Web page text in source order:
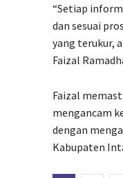
“Setiap
dan sesuai
yang terukur,
Faizal
Faizal
mengancam
dengan
Kabupaten